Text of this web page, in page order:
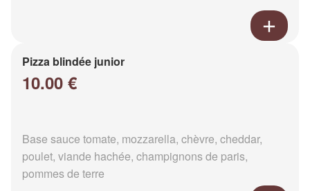
Pizza blindée junior
10.00 €
Base sauce tomate, mozzarella, chèvre, cheddar,
poulet, viande hachée, champignons de paris,
pommes de terre